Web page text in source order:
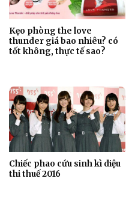
Kẹo phòng the love
thunder giá bao nhiêu? có
tốt không, thực tế sao?
Chiếc phao cứu sinh kì diệu
thi thuế 2016